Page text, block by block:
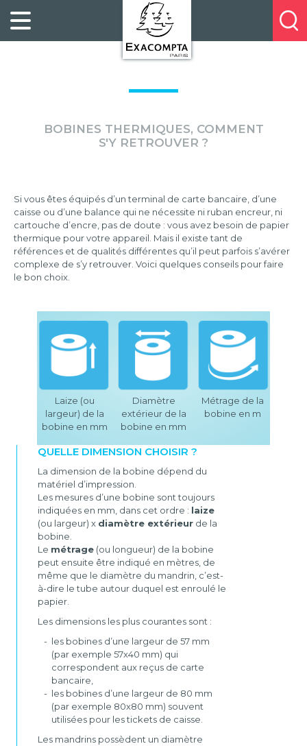
FILING
ORGANISATION
BUSINESS
PERSONAL
STATIONERY
HOSPITALITY
À
PROPOS
CONTACTEZ-
NOUS
Profitez
de
BOBINES THERMIQUES, COMMENT
S'Y RETROUVER ?
Si vous êtes équipés d’un terminal de carte bancaire, d’une
caisse ou d’une balance qui ne nécessite ni ruban encreur, ni
cartouche d’encre, pas de doute : vous avez besoin de papier
thermique pour votre appareil. Mais il existe tant de
références et de qualités différentes qu’il peut parfois s’avérer
complexe de s’y retrouver. Voici quelques conseils pour faire
le bon choix.
Laize (ou
largeur) de la
bobine en mm
Diamètre
extérieur de la
bobine en mm
Métrage de la
bobine en m
QUELLE DIMENSION CHOISIR ?
La dimension de la bobine dépend du
matériel d’impression.
Les mesures d’une bobine sont toujours
indiquées en mm, dans cet ordre : laize
(ou largeur) x diamètre extérieur de la
bobine.
Le métrage (ou longueur) de la bobine
peut ensuite être indiqué en mètres, de
même que le diamètre du mandrin, c’est-
à-dire le tube autour duquel est enroulé le
papier.
Les dimensions les plus courantes sont :
les bobines d’une largeur de 57 mm
(par exemple 57x40 mm) qui
correspondent aux reçus de carte
bancaire,
les bobines d’une largeur de 80 mm
(par exemple 80x80 mm) souvent
utilisées pour les tickets de caisse.
Les mandrins possèdent un diamètre
Panneau de gestion des cookies